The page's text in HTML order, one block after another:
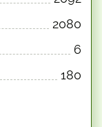
2080
6
180